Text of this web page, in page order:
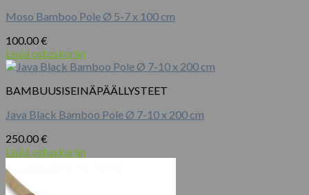
Moso Bamboo Pole Ø 5-7 x 100 cm
100.00€
Lisää ostoskoriin
BAMBUUSISEINÄPÄÄLLYSTEET
Java Black Bamboo Pole Ø 7-10 x 200 cm
250.00€
Lisää ostoskoriin